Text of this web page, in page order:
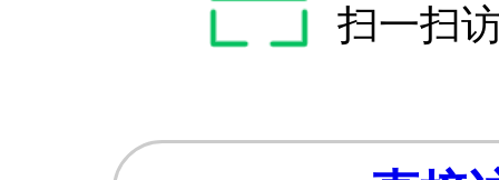
扫一扫